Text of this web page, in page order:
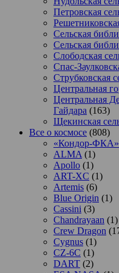
Петровская
Сельская
Сельская
Слободская
Спас-
Струбковская
Центральная
Центральная
Гайдара (163)
Щекинская
Все о космосе (808)
«Кондор-ФКА»
ALMA (1)
Apollo (1)
ART-XC (1)
Artemis (6)
Blue Origin (1)
Cassini (3)
Chandrayaan (1)
Crew Dragon
Cygnus (1)
CZ-6C (1)
DART (2)